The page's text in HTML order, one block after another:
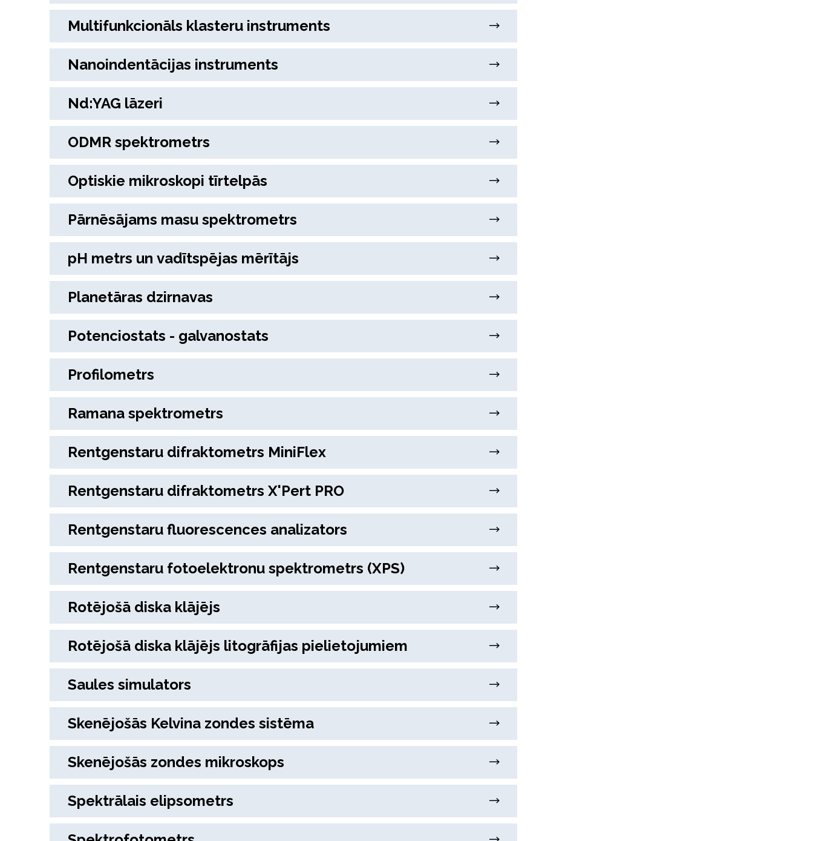
Multifunkcionāls klasteru instruments
Nanoindentācijas instruments
Nd:YAG lāzeri
ODMR spektrometrs
Optiskie mikroskopi tīrtelpās
Pārnēsājams masu spektrometrs
pH metrs un vadītspējas mērītājs
Planetāras dzirnavas
Potenciostats - galvanostats
Profilometrs
Ramana spektrometrs
Rentgenstaru difraktometrs MiniFlex
Rentgenstaru difraktometrs X'Pert PRO
Rentgenstaru fluorescences analizators
Rentgenstaru fotoelektronu spektrometrs (XPS)
Rotējošā diska klājējs
Rotējošā diska klājējs litogrāfijas pielietojumiem
Saules simulators
Skenējošās Kelvina zondes sistēma
Skenējošās zondes mikroskops
Spektrālais elipsometrs